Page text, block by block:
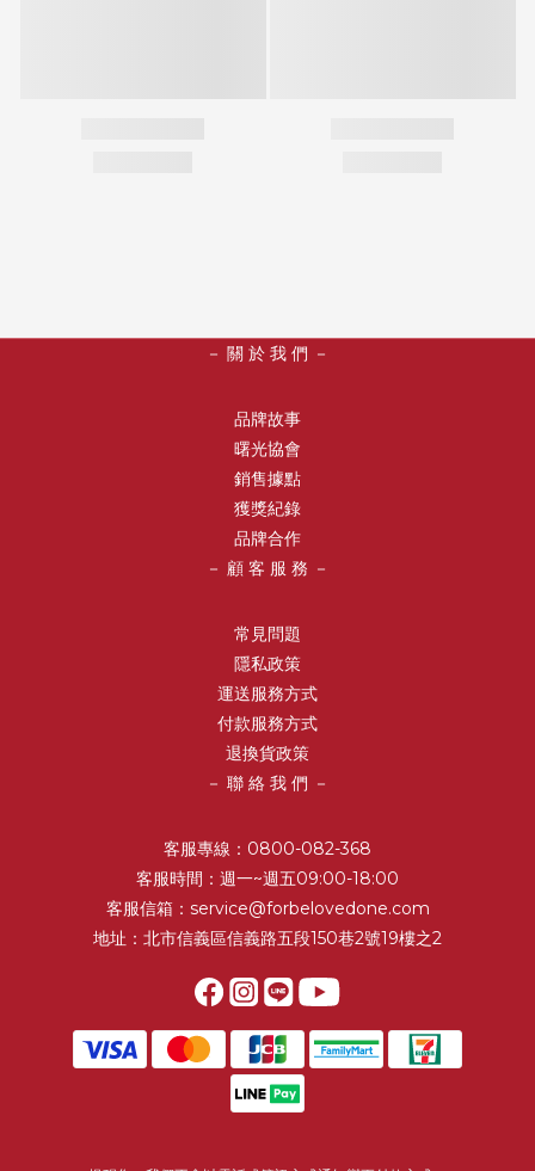
－ 關 於 我 們 －
品牌故事
曙光協會
銷售據點
獲獎紀錄
品牌合作
－ 顧 客 服 務 －
常見問題
隱私政策
運送服務方式
付款服務方式
退換貨政策
－ 聯 絡 我 們 －
客服專線：0800-082-368
客服時間：週一~週五09:00-18:00
客服信箱：service@forbelovedone.com
地址：北市信義區信義路五段150巷2號19樓之2